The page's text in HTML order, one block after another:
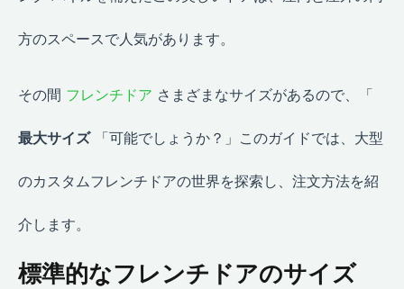
方のスペースで人気があります。
その間 フレンチドア さまざまなサイズがあるので、「
最大サイズ「可能でしょうか？」このガイドでは、大型
のカスタムフレンチドアの世界を探索し、注文方法を紹
介します。
標準的なフレンチドアのサイズ